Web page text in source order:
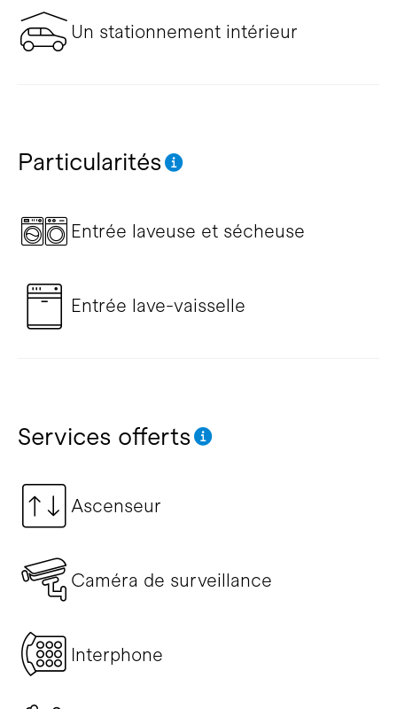
Un stationnement intérieur
Particularités
Entrée laveuse et sécheuse
Entrée lave-vaisselle
Services offerts
Ascenseur
Caméra de surveillance
Interphone